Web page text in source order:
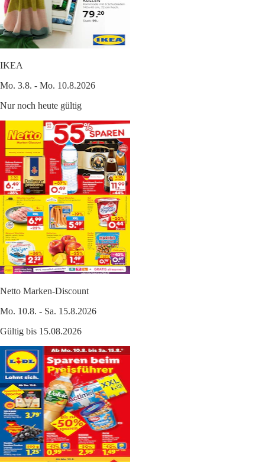
IKEA
Mo. 3.8. - Mo. 10.8.2026
Nur noch heute gültig
Netto Marken-Discount
Mo. 10.8. - Sa. 15.8.2026
Gültig bis 15.08.2026